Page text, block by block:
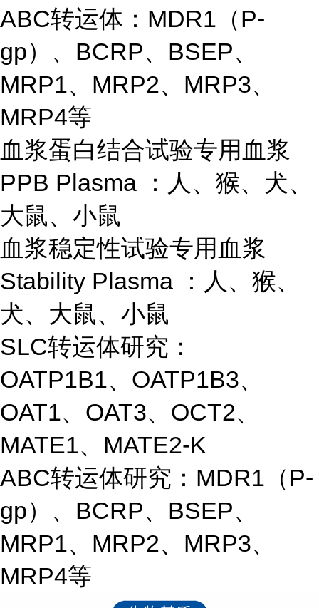
ABC转运体：MDR1（P-
gp）、BCRP、BSEP、
MRP1、MRP2、MRP3、
MRP4等
血浆蛋白结合试验专用血浆
PPB Plasma ：人、猴、犬、
大鼠、小鼠
血浆稳定性试验专用血浆
Stability Plasma ：人、猴、
犬、大鼠、小鼠
SLC转运体研究：
OATP1B1、OATP1B3、
OAT1、OAT3、OCT2、
MATE1、MATE2-K
ABC转运体研究：MDR1（P-
gp）、BCRP、BSEP、
MRP1、MRP2、MRP3、
MRP4等